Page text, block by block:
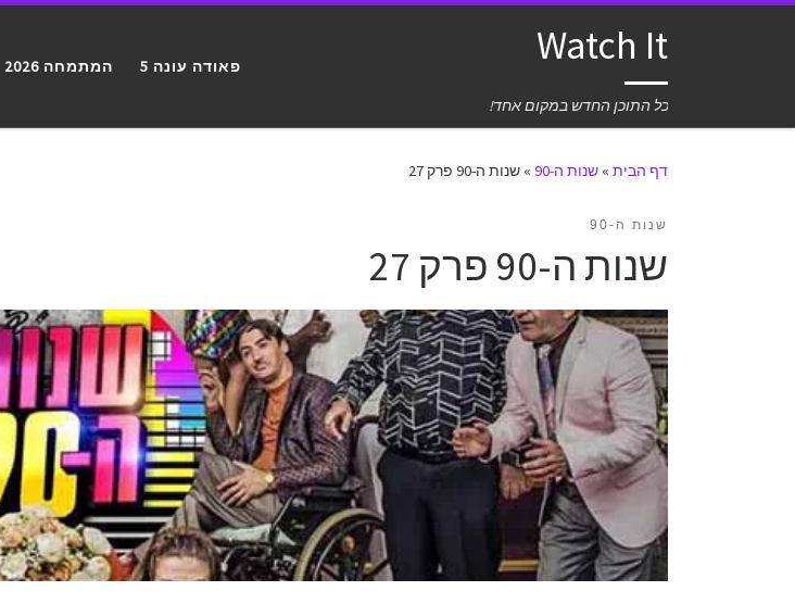
Watch It
כל התוכן החדש במקום אחד!
פאודה עונה 5 המתמחה 2026
דף הבית » שנות ה-90 » שנות ה-90 פרק 27
שנות ה-90
שנות ה-90 פרק 27